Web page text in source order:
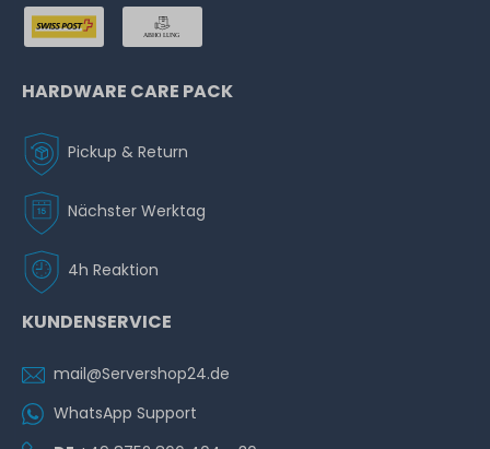
HARDWARE CARE PACK
Pickup & Return
Nächster Werktag
4h Reaktion
KUNDENSERVICE
mail@Servershop24.de
WhatsApp Support